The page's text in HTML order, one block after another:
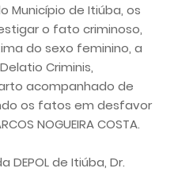
Município de Itiúba, os
o fato criminoso,
do sexo feminino, a
Criminis,
acompanhado de
os fatos em desfavor
NOGUEIRA COSTA.
DEPOL de Itiúba, Dr.